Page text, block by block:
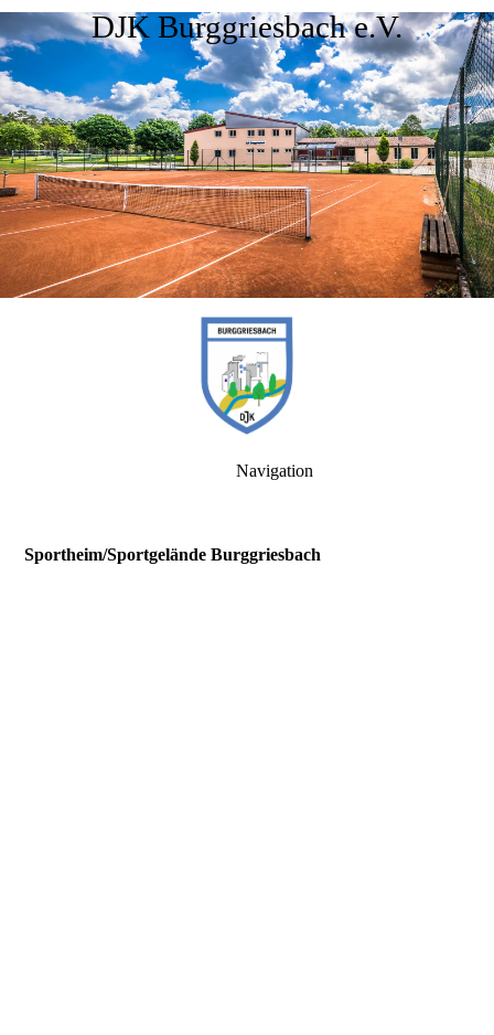
DJK Burggriesbach e.V.
Navigation
Sportheim/Sportgelände Burggriesbach